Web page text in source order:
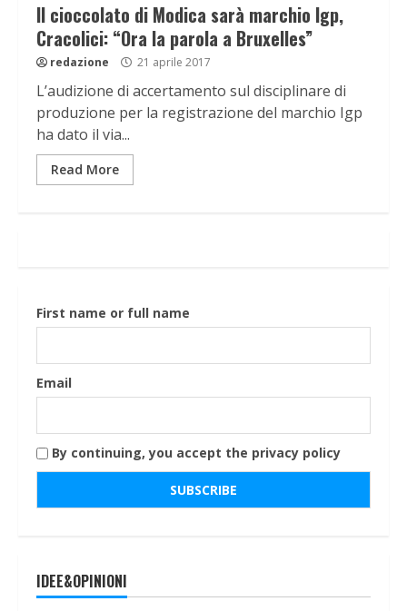
Il cioccolato di Modica sarà marchio Igp,
Cracolici: “Ora la parola a Bruxelles”
redazione 21 aprile 2017
L’audizione di accertamento sul disciplinare di
produzione per la registrazione del marchio Igp
ha dato il via...
Read More
First name or full name
Email
By continuing, you accept the privacy policy
IDEE&OPINIONI